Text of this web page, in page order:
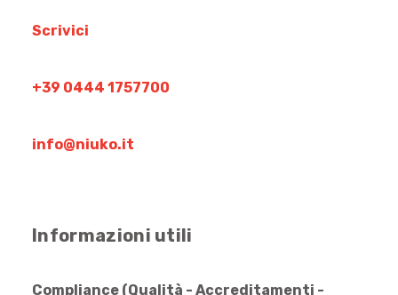
Scrivici
+39 0444 1757700
info@niuko.it
Informazioni utili
Compliance (Qualità - Accreditamenti -